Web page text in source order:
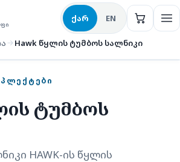
ქარ EN
Hawk წყლის ტუმბოს სალნიკი
ტუმბოს
HAWK-ის წყლის